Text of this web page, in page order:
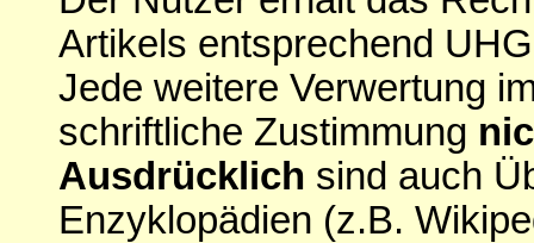
Artikels entsprechend
Jede weitere Verwertung
schriftliche Zustimmung
Ausdrücklich sind auch
Enzyklopädien (z.B.